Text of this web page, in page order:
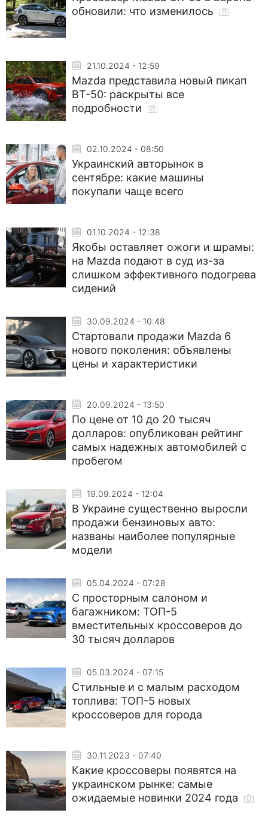
обновили: что изменилось
21.10.2024 - 12:59
Mazda представила новый пикап
BT-50: раскрыты все
подробности
02.10.2024 - 08:50
Украинский авторынок в
сентябре: какие машины
покупали чаще всего
01.10.2024 - 12:38
Якобы оставляет ожоги и шрамы:
на Mazda подают в суд из-за
слишком эффективного подогрева
сидений
30.09.2024 - 10:48
Стартовали продажи Mazda 6
нового поколения: объявлены
цены и характеристики
20.09.2024 - 13:50
По цене от 10 до 20 тысяч
долларов: опубликован рейтинг
самых надежных автомобилей с
пробегом
19.09.2024 - 12:04
В Украине существенно выросли
продажи бензиновых авто:
названы наиболее популярные
модели
05.04.2024 - 07:28
С просторным салоном и
багажником: ТОП-5
вместительных кроссоверов до
30 тысяч долларов
05.03.2024 - 07:15
Стильные и с малым расходом
топлива: ТОП-5 новых
кроссоверов для города
30.11.2023 - 07:40
Какие кроссоверы появятся на
украинском рынке: самые
ожидаемые новинки 2024 года